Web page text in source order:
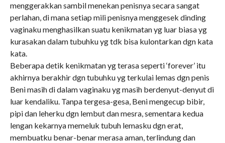
menggerakkan sambil menekan penisnya secara sangat
perlahan, di mana setiap mili penisnya menggesek dinding
vaginaku menghasilkan suatu kenikmatan yg luar biasa yg
kurasakan dalam tubuhku yg tdk bisa kulontarkan dgn kata
kata.
Beberapa detik kenikmatan yg terasa seperti ‘forever’ itu
akhirnya berakhir dgn tubuhku yg terkulai lemas dgn penis
Beni masih di dalam vaginaku yg masih berdenyut-denyut di
luar kendaliku. Tanpa tergesa-gesa, Beni mengecup bibir,
pipi dan leherku dgn lembut dan mesra, sementara kedua
lengan kekarnya memeluk tubuh lemasku dgn erat,
membuatku benar-benar merasa aman, terlindung dan